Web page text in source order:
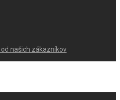
našich zákazníkov